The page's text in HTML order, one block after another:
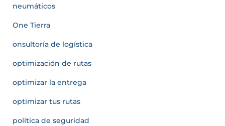
neumáticos
One Tierra
onsultoría de logística
optimización de rutas
optimizar la entrega
optimizar tus rutas
política de seguridad